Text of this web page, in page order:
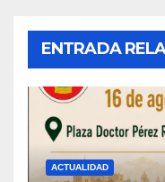
ENTRADA
ACTUALIDAD